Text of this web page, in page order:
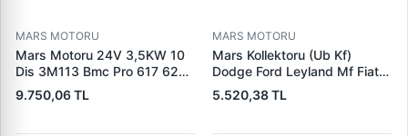
MARS MOTORU
Mars Motoru 24V 3,5KW 10
Dis 3M113 Bmc Pro 617 620
(619 240 36 619 240 46
Yerine) | LUCAS 619 241 46
9.750,06 TL
MARS MOTORU
Mars Kollektoru (Ub Kf)
Dodge Ford Leyland Mf Fiat
Trans | MAKO 72313941 |
OEM 72313941
5.520,38 TL